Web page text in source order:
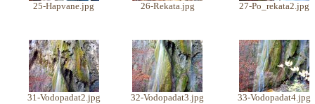
25-Hapvane.jpg 26-Rekata.jpg 27-Po_rekata2.jpg
31-Vodopadat2.jpg 32-Vodopadat3.jpg 33-Vodopadat4.jpg